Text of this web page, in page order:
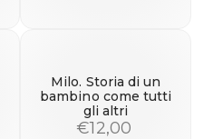
Milo. Storia di un
bambino come tutti
gli altri
€12,00